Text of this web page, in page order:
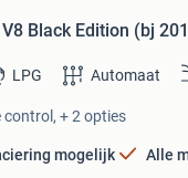
Black Edition (bj
LPG Automaat
control, + 2 opties
mogelijk Alle